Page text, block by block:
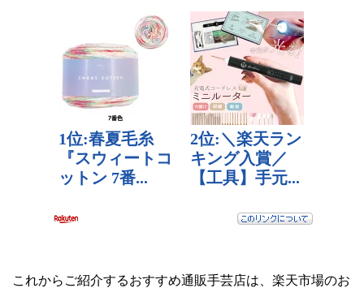
これからご紹介するおすすめ通販手芸店は、楽天市場のお